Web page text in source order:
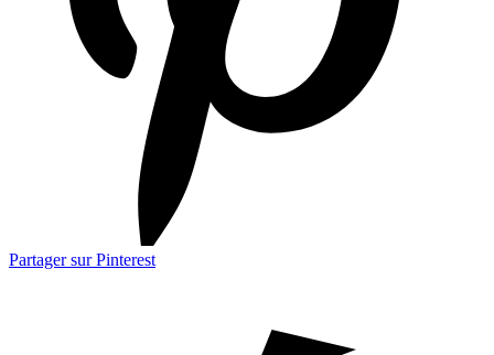
Partager sur Pinterest